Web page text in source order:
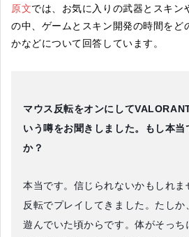
原文では、お気に入りの武器とスキン
の中、ゲームとスキン開発の時間をど
かなどについて回答しています。
マウス反転をオンにして
いう噂をお聞きしました。もし本
か？
本当です。信じられないかもしれま
反転でプレイしてきました。たし
遊んでいた頃からです。体がそっ